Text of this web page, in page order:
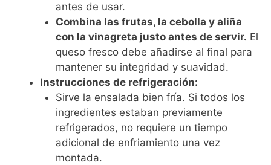
antes de usar.
Combina las frutas, la cebolla y aliña
con la vinagreta justo antes de servir. El
queso fresco debe añadirse al final para
mantener su integridad y suavidad.
Instrucciones de refrigeración:
Sirve la ensalada bien fría. Si todos los
ingredientes estaban previamente
refrigerados, no requiere un tiempo
adicional de enfriamiento una vez
montada.